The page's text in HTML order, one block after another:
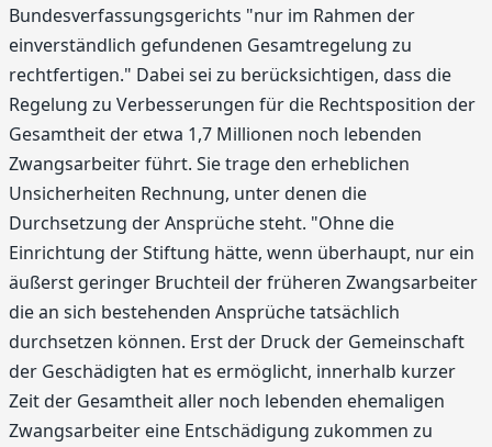
Bundesverfassungsgerichts "nur im Rahmen der
einverständlich gefundenen Gesamtregelung zu
rechtfertigen." Dabei sei zu berücksichtigen, dass die
Regelung zu Verbesserungen für die Rechtsposition der
Gesamtheit der etwa 1,7 Millionen noch lebenden
Zwangsarbeiter führt. Sie trage den erheblichen
Unsicherheiten Rechnung, unter denen die
Durchsetzung der Ansprüche steht. "Ohne die
Einrichtung der Stiftung hätte, wenn überhaupt, nur ein
äußerst geringer Bruchteil der früheren Zwangsarbeiter
die an sich bestehenden Ansprüche tatsächlich
durchsetzen können. Erst der Druck der Gemeinschaft
der Geschädigten hat es ermöglicht, innerhalb kurzer
Zeit der Gesamtheit aller noch lebenden ehemaligen
Zwangsarbeiter eine Entschädigung zukommen zu